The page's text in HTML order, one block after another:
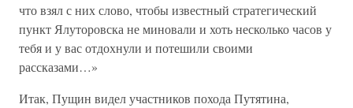
что взял с них слово, чтобы известный стратегический
пункт Ялуторовска не миновали и хоть несколько часов у
тебя и у вас отдохнули и потешили своими
рассказами…»
Итак, Пущин видел участников похода Путятина,